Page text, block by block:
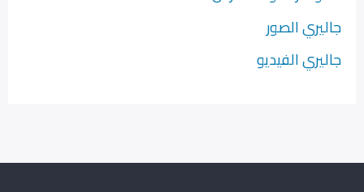
جاليري الصور
جاليري الفيديو